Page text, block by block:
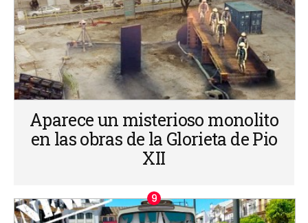
Aparece un misterioso monolito
en las obras de la Glorieta de Pio
XII